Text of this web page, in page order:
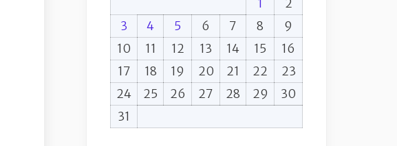
1
2
3
4 5 6 7 8
9
10
11 12 13 14 15
16
17
18 19 20 21 22
23
24
25 26 27 28 29
30
31